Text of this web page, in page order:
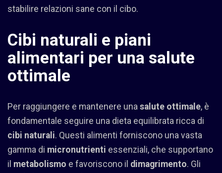
stabilire relazioni sane con il cibo.
Cibi naturali e piani
alimentari per una salute
ottimale
Per raggiungere e mantenere una salute ottimale, è
fondamentale seguire una dieta equilibrata ricca di
cibi naturali. Questi alimenti forniscono una vasta
gamma di micronutrienti essenziali, che supportano
il metabolismo e favoriscono il dimagrimento. Gli